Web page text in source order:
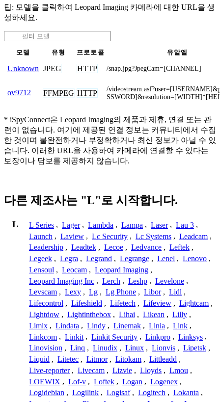
팁: 모델을 클릭하여 Leopard Imaging 카메라에 대한 URL을 생
성하세요.
모델 유형 프로토콜 유알엘
Unknown JPEG HTTP /snap.jpg?JpegCam=[CHANNEL]
ov9712 FFMPEG HTTP
/
* iSpyConnect은 Leopard Imaging의 제품과 제휴, 연결 또는 관
련이 없습니다. 여기에 제공된 연결 정보는 커뮤니티에서 수집
한 것이며 불완전하거나 부정확하거나 최신 정보가 아닐 수 있
습니다. 이러한 URL을 사용하여 카메라에 연결할 수 있다는
보장이나 담보를 제공하지 않습니다.
다른 제조사는 "L"로 시작합니다.
L L Series , Lager , Lambda , Lampa , Laser , Lau 3 ,
Launch , Laview , Lc Security , Lc Systems , Leadcam ,
Leadership , Leadtek , Lecoe , Ledvance , Leftek ,
Legeek , Legra , Legrand , Legrange , Lenel , Lenovo ,
Lensoul , Leocam , Leopard Imaging ,
Leopard Imaging Inc , Lerch , Leshp , Levelone ,
Levscam , Lexy , Lg , Lg Phone , Libor , Lidl ,
Lifecontrol , Lifeshield , Lifetech , Lifeview , Lightcam ,
Lightdow , Lightinthebox , Lihai , Likean , Lilly ,
Limix , Lindata , Lindy , Linemak , Linia , Link ,
Linkcom , Linkit , Linkit Security , Linkpro , Linksys ,
Linovision , Linq , Linudix , Linux , Lionvis , Lipetsk ,
Liquid , Litetec , Litmor , Litokam , Littleadd ,
Live-reporter , Livecam , Lizvie , Lloyds , Lmou ,
LOEWIX , Lof-v , Loftek , Logan , Logenex ,
Logidebian , Logilink , Logisaf , Logitech , Lokanta ,